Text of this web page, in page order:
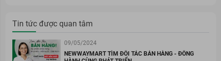
Tin tức được quan tâm
09/05/2024
NEWWAYMART TÌM ĐỐI TÁC BÁN HÀNG - ĐỒNG